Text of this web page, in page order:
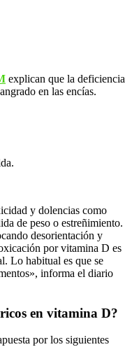
explican que la deficiencia
en las encías.
y dolencias como
de peso o estreñimiento.
desorientación y
por vitamina D es
Lo habitual es que se
informa el diario
en vitamina D?
por los siguientes